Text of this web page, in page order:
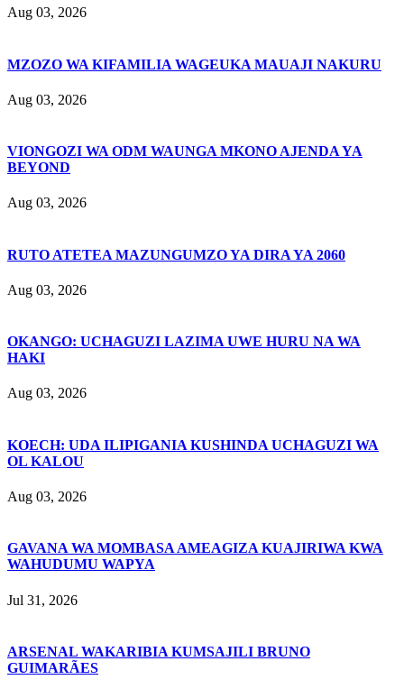
Aug 03, 2026
MZOZO WA KIFAMILIA WAGEUKA MAUAJI NAKURU
Aug 03, 2026
VIONGOZI WA ODM WAUNGA MKONO AJENDA YA
BEYOND
Aug 03, 2026
RUTO ATETEA MAZUNGUMZO YA DIRA YA 2060
Aug 03, 2026
OKANGO: UCHAGUZI LAZIMA UWE HURU NA WA
HAKI
Aug 03, 2026
KOECH: UDA ILIPIGANIA KUSHINDA UCHAGUZI WA
OL KALOU
Aug 03, 2026
GAVANA WA MOMBASA AMEAGIZA KUAJIRIWA KWA
WAHUDUMU WAPYA
Jul 31, 2026
ARSENAL WAKARIBIA KUMSAJILI BRUNO
GUIMARÃES